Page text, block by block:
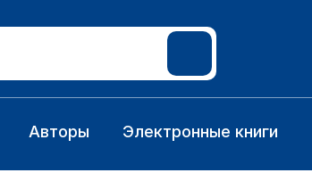
Авторы Электронные книги